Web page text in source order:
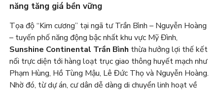
năng tăng giá bền vững
Tọa độ “Kim cương” tại ngã tư Trần Bình – Nguyễn Hoàng
– tuyến phố năng động bậc nhất khu vực Mỹ Đình,
Sunshine Continental Trần Bình thừa hưởng lợi thế kết
nối trực diện tới hàng loạt trục giao thông huyết mạch như
Phạm Hùng, Hồ Tùng Mậu, Lê Đức Thọ và Nguyễn Hoàng.
Nhờ đó, từ dự án, cư dân dễ dàng di chuyển linh hoạt về